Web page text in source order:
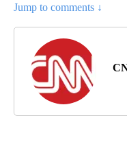
Jump to comments ↓